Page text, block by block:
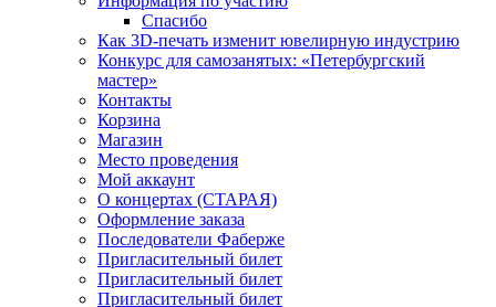
Спасибо
Как 3D-печать изменит ювелирную индустрию
Конкурс для самозанятых: «Петербургский
мастер»
Контакты
Корзина
Магазин
Место проведения
Мой аккаунт
О концертах (СТАРАЯ)
Оформление заказа
Последователи Фаберже
Пригласительный билет
Пригласительный билет
Пригласительный билет